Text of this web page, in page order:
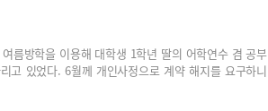
름방학을 이용해 대학생 1학년 딸의 어학연수 겸 공부
고 있었다. 6월께 개인사정으로 계약 해지를 요구하니